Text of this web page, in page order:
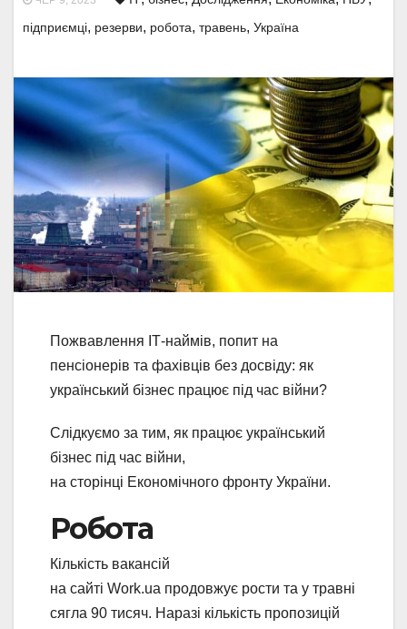
підприємці, резерви, робота, травень, Україна
Пожвавлення ІТ-наймів, попит на
пенсіонерів та фахівців без досвіду: як
український бізнес працює під час війни?
Слідкуємо за тим, як працює український
бізнес під час війни,
на сторінці Економічного фронту України.
Робота
Кількість вакансій
на сайті Work.ua продовжує рости та у травні
сягла 90 тисяч. Наразі кількість пропозицій